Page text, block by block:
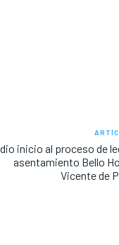
inicio al proceso de
asentamiento Bello
Vicente de